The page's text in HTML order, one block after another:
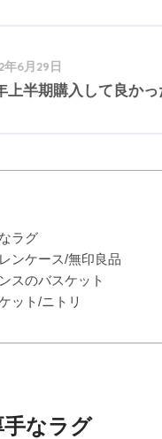
年6月29日
上半期購入して良か
ラグ
ンケース/無印良品
スのバスケット
ット/ニトリ
なラグ